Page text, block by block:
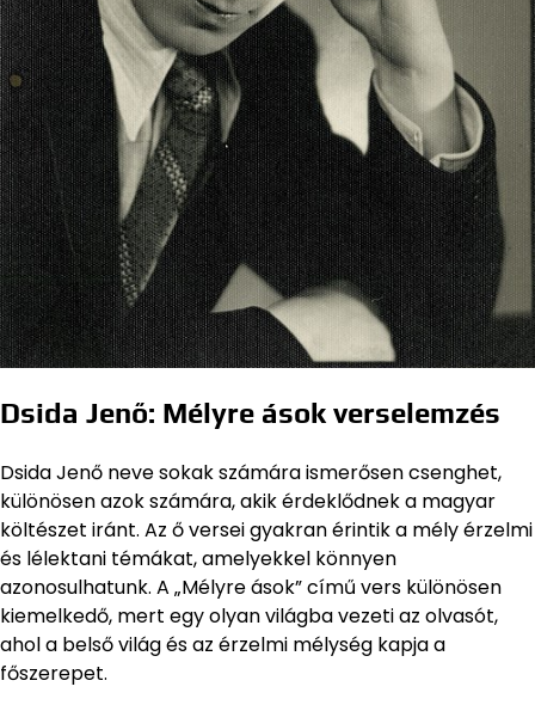
Dsida Jenő: Mélyre ások verselemzés
Dsida Jenő neve sokak számára ismerősen csenghet,
különösen azok számára, akik érdeklődnek a magyar
költészet iránt. Az ő versei gyakran érintik a mély érzelmi
és lélektani témákat, amelyekkel könnyen
azonosulhatunk. A „Mélyre ások” című vers különösen
kiemelkedő, mert egy olyan világba vezeti az olvasót,
ahol a belső világ és az érzelmi mélység kapja a
főszerepet.